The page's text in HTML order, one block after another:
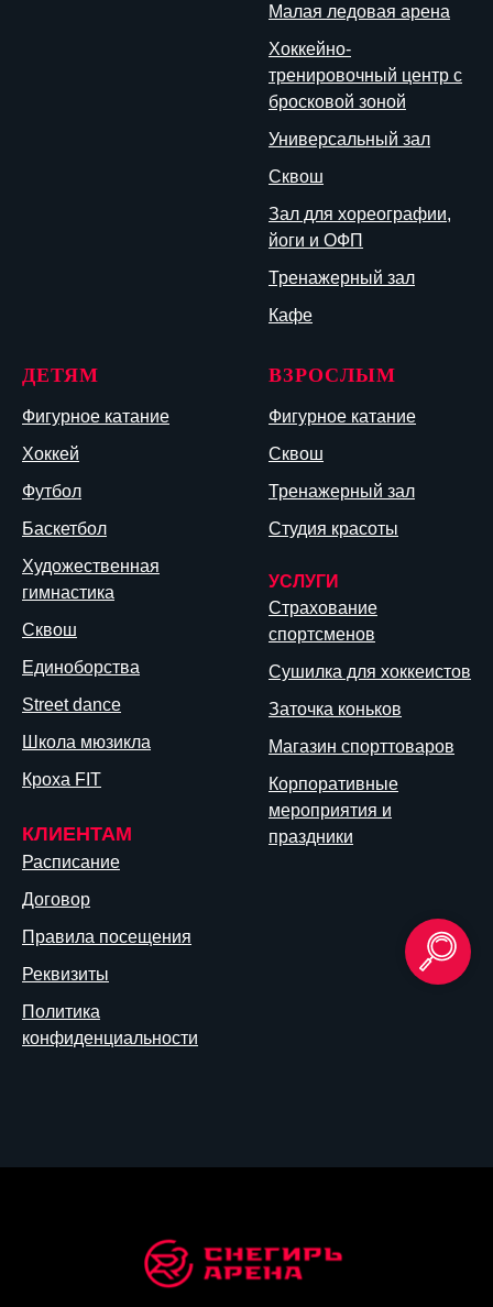
Малая ледовая арена
Хоккейно-
тренировочный центр с
бросковой зоной
Универсальный зал
Сквош
Зал для хореографии,
йоги и ОФП
Тренажерный зал
Кафе
ДЕТЯМ
Фигурное катание
Хоккей
Футбол
Баскетбол
Художественная
гимнастика
Сквош
Единоборства
Street dance
Школа мюзикла
Кроха FIT
КЛИЕНТАМ
Расписание
Договор
Правила посещения
Реквизиты
Политика
конфиденциальности
ВЗРОСЛЫМ
Фигурное катание
Сквош
Тренажерный зал
Студия красоты
УСЛУГИ
Страхование
спортсменов
Сушилка для хоккеистов
Заточка коньков
Магазин спорттоваров
Корпоративные
мероприятия и
праздники